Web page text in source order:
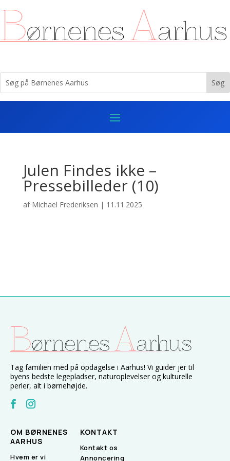
Julen Findes ikke –
Pressebilleder (10)
af Michael Frederiksen | 11.11.2025
Tag familien med på opdagelse i Aarhus! Vi guider jer til
byens bedste legepladser, naturoplevelser og kulturelle
perler, alt i børnehøjde.
OM BØRNENES
AARHUS
Hvem er vi
KONTAKT
Kontakt os
Annoncering